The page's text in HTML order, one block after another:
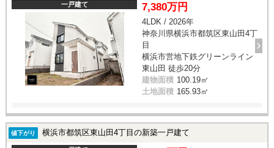
一戸建て 7,380万円
4LDK / 2026年
神奈川県横浜市都筑区東山田4丁
目
横浜市営地下鉄グリーンライン
東山田 徒歩20分
建物面積 100.19㎡
土地面積 165.93㎡
値下がり 横浜市都筑区東山田4丁目の新築一戸建て